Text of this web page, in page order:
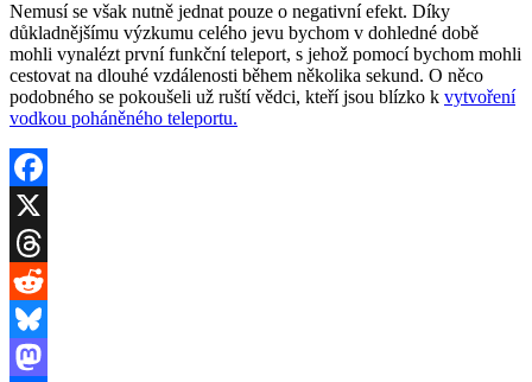
Nemusí se však nutně jednat pouze o negativní efekt. Díky
důkladnějšímu výzkumu celého jevu bychom v dohledné době
mohli vynalézt první funkční teleport, s jehož pomocí bychom mohli
cestovat na dlouhé vzdálenosti během několika sekund. O něco
podobného se pokoušeli už ruští vědci, kteří jsou blízko k vytvoření
vodkou poháněného teleportu.
Facebook
X
Threads
Reddit
Bluesky